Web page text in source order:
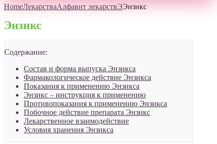
HomeЛекарстваАлфавит лекарствЭЭнзикс
Энзикс
Содержание:
Состав и форма выпуска Энзикса
Фармакологическое действие Энзикса
Показания к применению Энзикса
Энзикс – инструкция к применению
Противопоказания к применению Энзикса
Побочное действие препарата Энзикс
Лекарственное взаимодействие
Условия хранения Энзикса